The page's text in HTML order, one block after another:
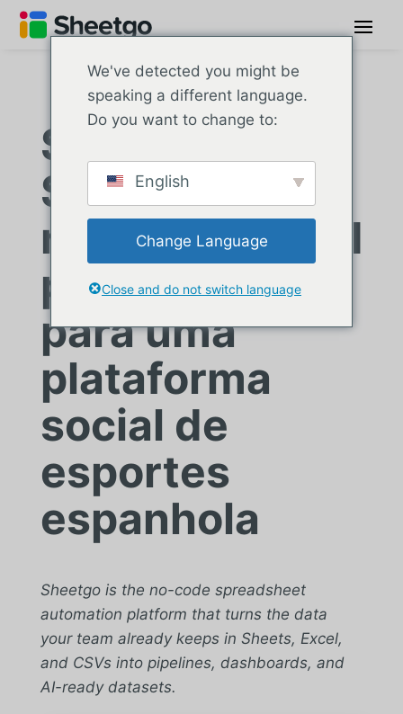
Siguetuliga:
Sistema de
relatório de KPI
personalizado
para uma
plataforma
social de
esportes
espanhola
Sheetgo is the no-code spreadsheet
automation platform that turns the data
your team already keeps in Sheets, Excel,
and CSVs into pipelines, dashboards, and
AI-ready datasets.
We've detected you might be
speaking a different language.
Do you want to change to:
English
Change Language
Close and do not switch language